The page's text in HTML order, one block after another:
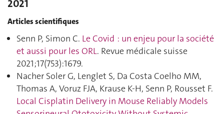
2021
Articles scientifiques
Senn P, Simon C. Le Covid : un enjeu pour la société
et aussi pour les ORL. Revue médicale suisse
2021;17(753):1679.
Nacher Soler G, Lenglet S, Da Costa Coelho MM,
Thomas A, Voruz FJA, Krause K-H, Senn P, Rousset F.
Local Cisplatin Delivery in Mouse Reliably Models